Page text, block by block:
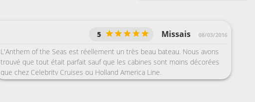
Missais 08/03/2016
5
L'Anthem of the Seas est réellement un très beau bateau. Nous avons
trouvé que tout était parfait sauf que les cabines sont moins décorées
que chez Celebrity Cruises ou Holland America Line.